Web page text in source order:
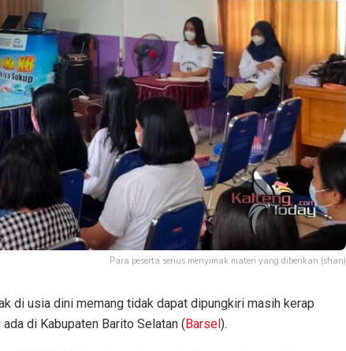
Para peserta serius menyimak materi yang diberikan (shan)
di usia dini memang tidak dapat dipungkiri masih kerap
di Kabupaten Barito Selatan (Barsel).